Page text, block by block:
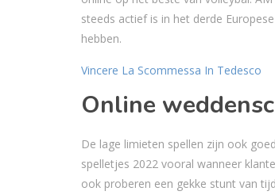
steeds actief is in het derde
hebben.
Vincere La Scommessa In Tedesco
Online
De lage limieten spellen zijn ook
spelletjes 2022 vooral wanneer
ook proberen een gekke stunt van